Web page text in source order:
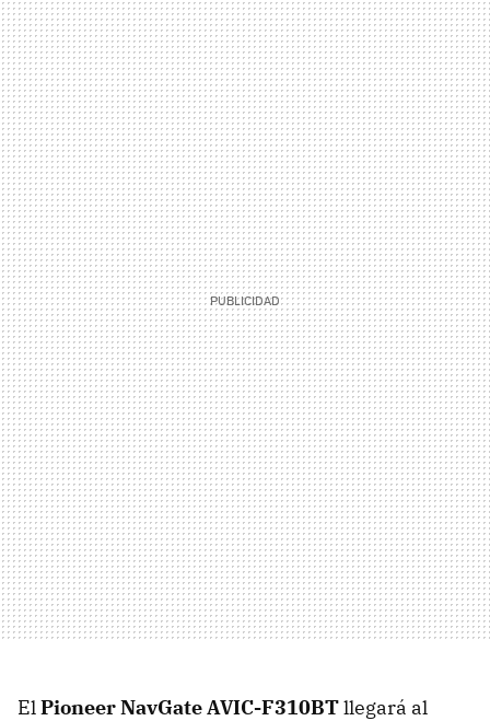
ElPioneer NavGate AVIC-F310BTllegará al